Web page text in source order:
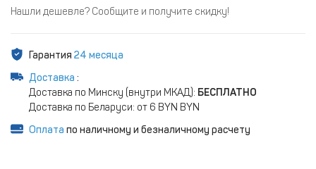
Нашли дешевле? Сообщите и получите скидку!
Гарантия 24 месяца
Доставка :
Доставка по Минску (внутри МКАД): БЕСПЛАТНО
Доставка по Беларуси: от 6 BYN BYN
Оплата по наличному и безналичному расчету